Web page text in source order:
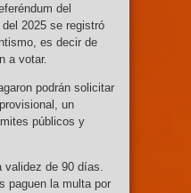
del
2025 se registró
es decir de
a votar.
podrán solicitar
un
públicos y
validez de 90 días.
paguen la multa por